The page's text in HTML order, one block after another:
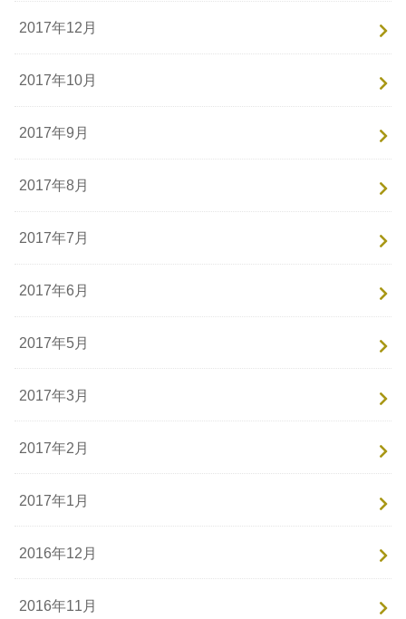
2017年12月
2017年10月
2017年9月
2017年8月
2017年7月
2017年6月
2017年5月
2017年3月
2017年2月
2017年1月
2016年12月
2016年11月